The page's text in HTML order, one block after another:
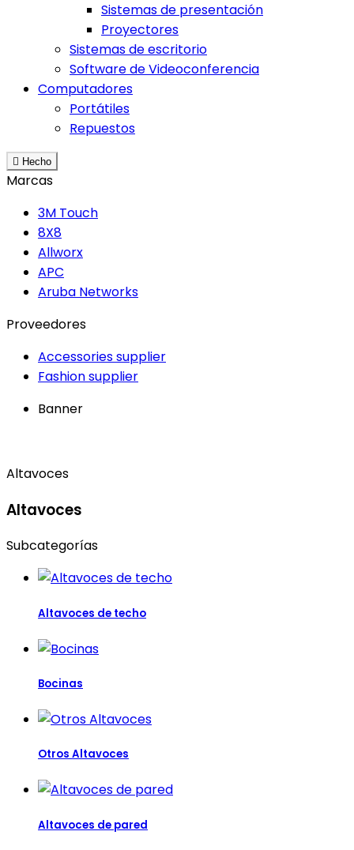
Sistemas de presentación
Proyectores
Sistemas de escritorio
Software de Videoconferencia
Computadores
Portátiles
Repuestos
 Hecho
Marcas
3M Touch
8X8
Allworx
APC
Aruba Networks
Proveedores
Accessories supplier
Fashion supplier
Banner
Altavoces
Altavoces
Subcategorías
Altavoces de techo
Bocinas
Otros Altavoces
Altavoces de pared